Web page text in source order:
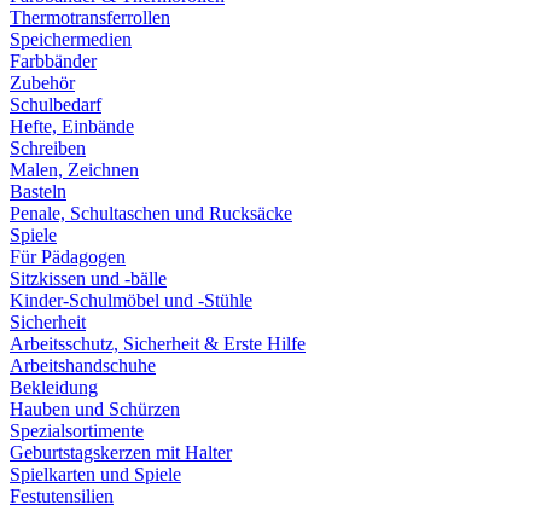
Thermotransferrollen
Speichermedien
Farbbänder
Zubehör
Schulbedarf
Hefte, Einbände
Schreiben
Malen, Zeichnen
Basteln
Penale, Schultaschen und Rucksäcke
Spiele
Für Pädagogen
Sitzkissen und -bälle
Kinder-Schulmöbel und -Stühle
Sicherheit
Arbeitsschutz, Sicherheit & Erste Hilfe
Arbeitshandschuhe
Bekleidung
Hauben und Schürzen
Spezialsortimente
Geburtstagskerzen mit Halter
Spielkarten und Spiele
Festutensilien